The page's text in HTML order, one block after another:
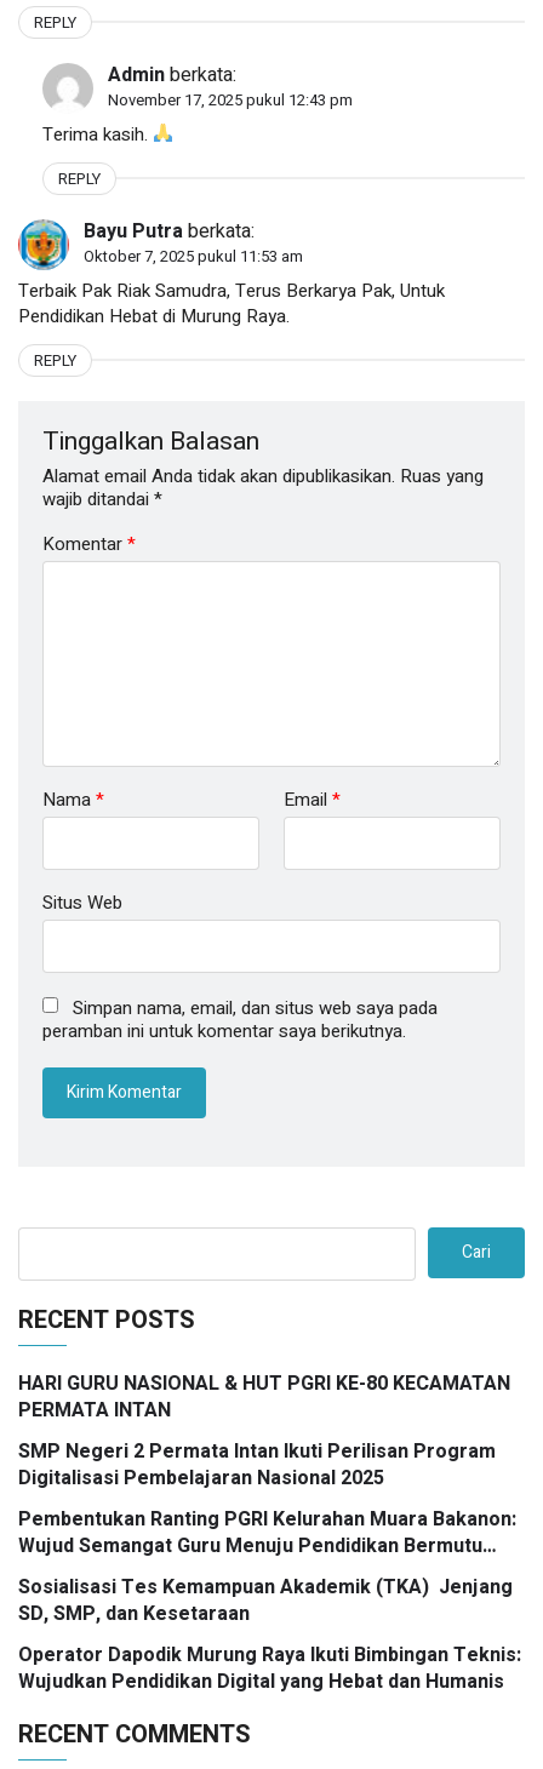
REPLY
Adminberkata:
November 17, 2025 pukul 12:43 pm
Terima kasih.
REPLY
Bayu Putraberkata:
Oktober 7, 2025 pukul 11:53 am
Terbaik Pak Riak Samudra, Terus Berkarya Pak, Untuk
Pendidikan Hebat di Murung Raya.
REPLY
Tinggalkan Balasan
Alamat email Anda tidak akan dipublikasikan. Ruas yang
wajib ditandai *
Komentar*
Nama* Email *
Situs Web
Simpan nama, email, dan situs web saya pada
peramban ini untuk komentar saya berikutnya.
Cari
RECENT POSTS
HARI GURU NASIONAL & HUT PGRI KE-80 KECAMATAN
PERMATA INTAN
SMP Negeri 2 Permata Intan Ikuti Perilisan Program
Digitalisasi Pembelajaran Nasional 2025
Pembentukan Ranting PGRI Kelurahan Muara Bakanon:
Wujud Semangat Guru Menuju Pendidikan Bermutu
untuk Semua
Sosialisasi Tes Kemampuan Akademik (TKA) Jenjang
SD, SMP, dan Kesetaraan
Operator Dapodik Murung Raya Ikuti Bimbingan Teknis:
Wujudkan Pendidikan Digital yang Hebat dan Humanis
RECENT COMMENTS